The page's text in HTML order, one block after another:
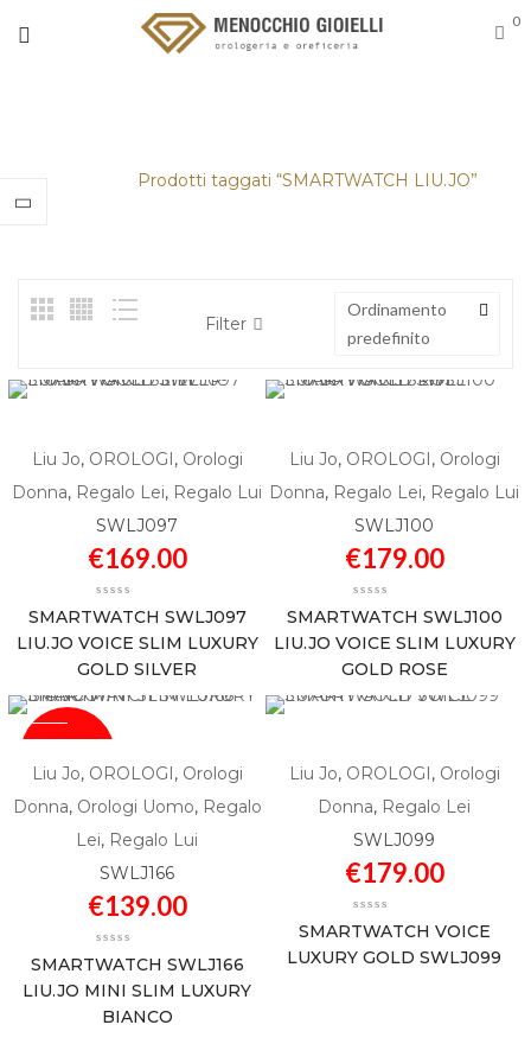
0
Prodotti taggati “SMARTWATCH LIU.JO”
Filter
Ordinamento
predefinito
SMARTWATCH SWLJ097
LIU.JO VOICE SLIM LUXURY
GOLD SILVER
Liu Jo, OROLOGI, Orologi
Donna, Regalo Lei, Regalo Lui
SWLJ097
€169.00
SMARTWATCH SWLJ100
LIU.JO VOICE SLIM LUXURY
GOLD ROSE
Liu Jo, OROLOGI, Orologi
Donna, Regalo Lei, Regalo Lui
SWLJ100
€179.00
SMARTWATCH SWLJ166
LIU.JO MINI SLIM LUXURY
BIANCO
Liu Jo, OROLOGI, Orologi
Donna, Orologi Uomo, Regalo
Lei, Regalo Lui
SWLJ166
€139.00
SMARTWATCH VOICE
LUXURY GOLD SWLJ099
Liu Jo, OROLOGI, Orologi
Donna, Regalo Lei
SWLJ099
€179.00